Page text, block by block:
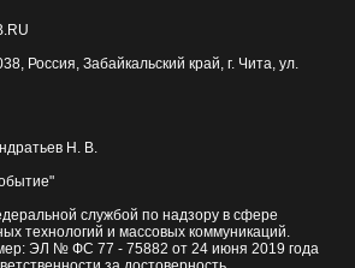
, Россия, Забайкальский край, г. Чита, ул.
Н. В.
службой по надзору в сфере
технологий и массовых коммуникаций.
ЭЛ № ФС 77 - 75882 от 24 июня 2019 года